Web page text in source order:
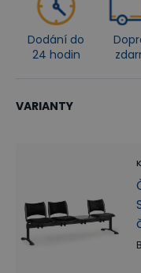
Dodání do
24 hodin
VARIANTY